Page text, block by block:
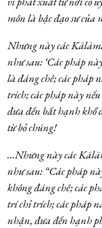
môn là bậc đạo sư của
Nhưng này các
như sau: ‘Các pháp
là đáng chê; các pháp
trích; các pháp này
đưa đến bất hạnh khổ
từ bỏ chúng!
…Nhưng này các
như sau: “Các pháp
không đáng chê; các
trí chỉ trích; các pháp
nhận, đưa đến hạnh